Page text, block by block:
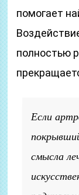
помогает
полностью
Если
смысла